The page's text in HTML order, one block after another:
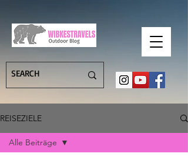
REISEZIELE
Alle Beiträge